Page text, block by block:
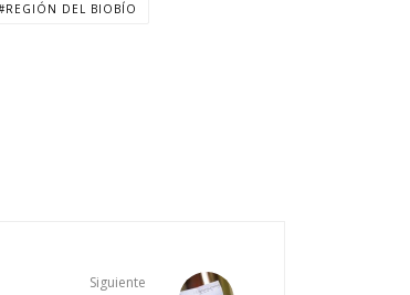
REGIÓN DEL BIOBÍO
Siguiente